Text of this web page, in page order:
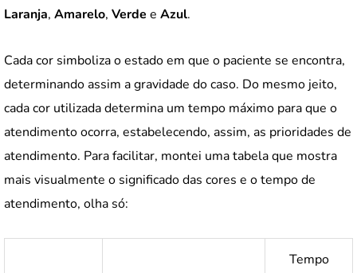
Laranja, Amarelo, Verde e Azul.
Cada cor simboliza o estado em que o paciente se encontra,
determinando assim a gravidade do caso. Do mesmo jeito,
cada cor utilizada determina um tempo máximo para que o
atendimento ocorra, estabelecendo, assim, as prioridades de
atendimento. Para facilitar, montei uma tabela que mostra
mais visualmente o significado das cores e o tempo de
atendimento, olha só:
Tempo